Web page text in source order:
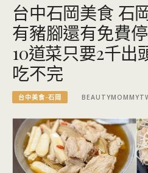
台中石岡美食 石
有豬腳還有免費
10道菜只要2千出
吃不完
台中美食-石岡